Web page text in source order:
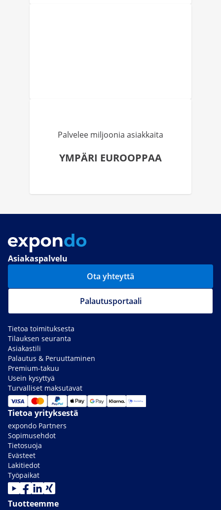
Palvelee miljoonia asiakkaita
YMPÄRI EUROOPPAA
Asiakaspalvelu
Ota yhteyttä
Palautusportaali
Tietoa toimituksesta
Tilauksen seuranta
Asiakastili
Palautus & Peruuttaminen
Premium-takuu
Usein kysyttyä
Turvalliset maksutavat
Tietoa yrityksestä
expondo Partners
Sopimusehdot
Tietosuoja
Evästeet
Lakitiedot
Työpaikat
Tuotteemme